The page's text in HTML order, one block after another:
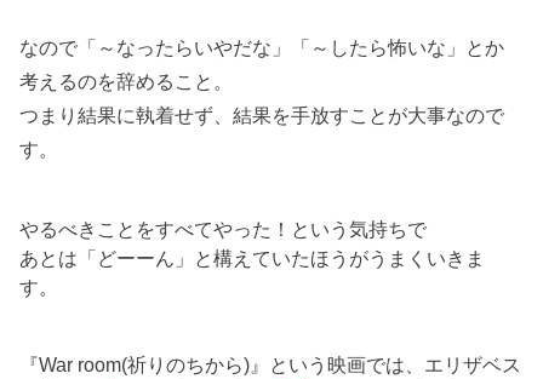
なので「～なったらいやだな」「～したら怖いな」とか
考えるのを辞めること。
つまり結果に執着せず、結果を手放すことが大事なので
す。
やるべきことをすべてやった！という気持ちで
あとは「どーーん」と構えていたほうがうまくいきま
す。
『War room(祈りのちから)』という映画では、エリザベス